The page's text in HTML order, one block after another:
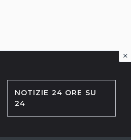
NOTIZIE 24 ORE SU
24
×